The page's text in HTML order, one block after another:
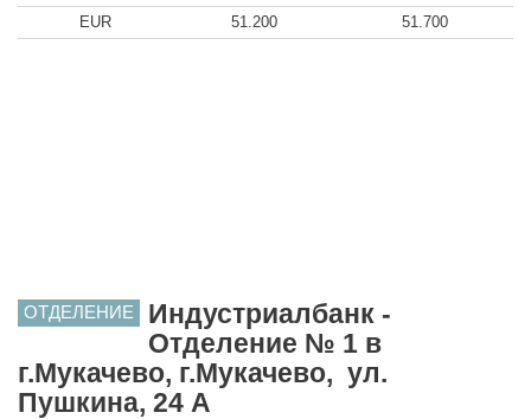
EUR
51.200 51.700
ОТДЕЛЕНИЕ
Индустриалбанк -
Отделение № 1 в
г.Мукачево, г.Мукачево, ул.
Пушкина, 24 А